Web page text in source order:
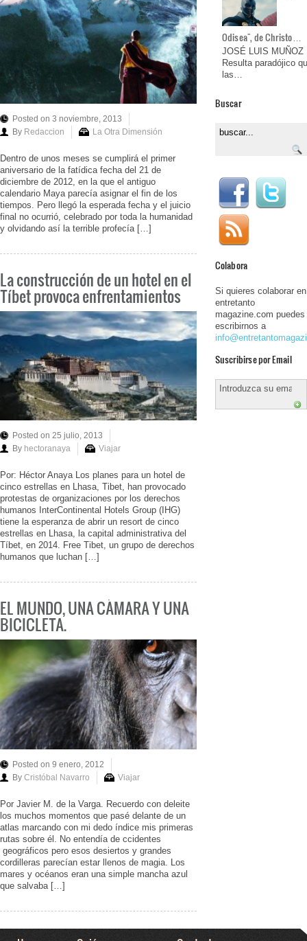
Posted on 3 noviembre, 2013
By Redaccion La Otra Dimensión
Dentro de unos meses se cumplirá el primer
aniversario de la fatídica fecha del 21 de
diciembre de 2012, en la que el antiguo
calendario Maya parecía asignar el fin de los
tiempos. Pero llegó la esperada fecha y el juicio
final no ocurrió, celebrado por toda la humanidad
y olvidando así la terrible profecía […]
La construcción de un hotel en el
Tíbet provoca enfrentamientos
Posted on 25 julio, 2013
By hectoranaya Viajar
Por: Héctor Anaya Los planes para un hotel de
cinco estrellas en Lhasa, Tibet, han provocado
protestas de organizaciones por los derechos
humanos InterContinental Hotels Group (IHG)
tiene la esperanza de abrir un resort de cinco
estrellas en Lhasa, la capital administrativa del
Tíbet, en 2014. Free Tibet, un grupo de derechos
humanos que luchan […]
EL MUNDO, UNA CÁMARA Y UNA
BICICLETA.
Posted on 9 enero, 2012
By Cristóbal Navarro Viajar
Por Javier M. de la Varga. Recuerdo con deleite
los muchos momentos que pasé delante de un
atlas marcando con mi dedo índice mis primeras
rutas sobre él. No entendía de ccidentes
geográficos pero esos desiertos y grandes
cordilleras parecían estar llenos de magia. Los
mares y océanos eran una simple mancha azul
que salvaba […]
Odisea", de Christo…
JOSÉ LUIS MUÑOZ
Resulta paradójico
las…
Buscar
Colabora
Si quieres colaborar en
entretanto
magazine.com puedes
escribirnos a
Suscribirse por Email